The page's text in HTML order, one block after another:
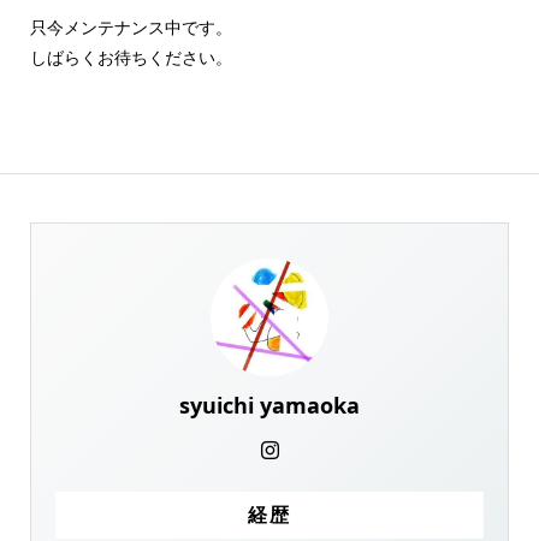
只今メンテナンス中です。
しばらくお待ちください。
syuichi yamaoka
経歴